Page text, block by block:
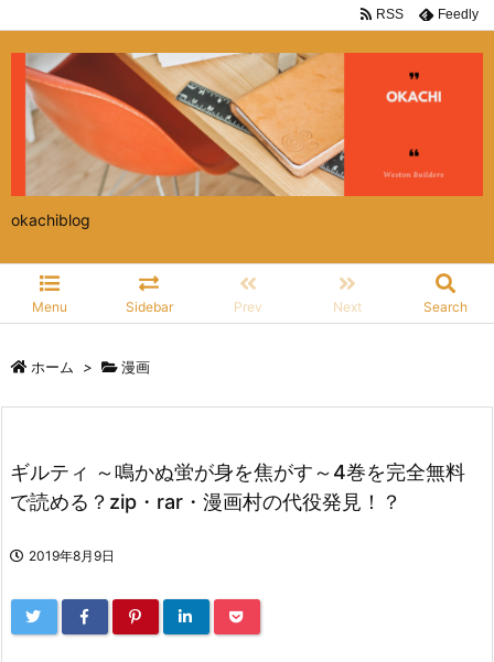
okachiblog
Menu Sidebar Prev Next Search
RSS Feedly
ホーム > 漫画
ギルティ ～鳴かぬ蛍が身を焦がす～4巻を完全無料
で読める？zip・rar・漫画村の代役発見！？
2019年8月9日